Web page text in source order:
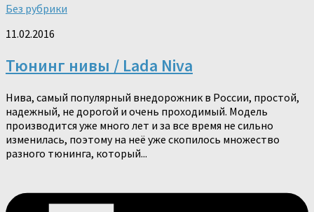
Без рубрики
11.02.2016
Тюнинг нивы / Lada Niva
Нива, самый популярный внедорожник в России, простой,
надежный, не дорогой и очень проходимый. Модель
производится уже много лет и за все время не сильно
изменилась, поэтому на неё уже скопилось множество
разного тюнинга, который...